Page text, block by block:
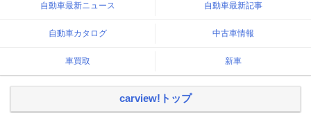
自動車最新ニュース 自動車最新記事
自動車カタログ 中古車情報
車買取 新車
carview!トップ